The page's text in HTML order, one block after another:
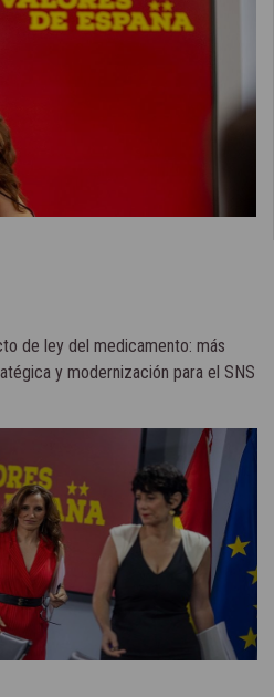
de ley del medicamento: más
y modernización para el SNS